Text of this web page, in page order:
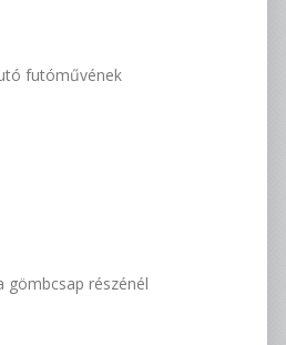
futóművének
gömbcsap részénél